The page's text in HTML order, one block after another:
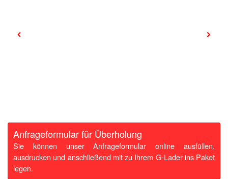
Anfrageformular für Überholung
Sie können unser Anfrageformular online ausfüllen,
ausdrucken und anschließend mit zu Ihrem G-Lader ins Paket
legen.